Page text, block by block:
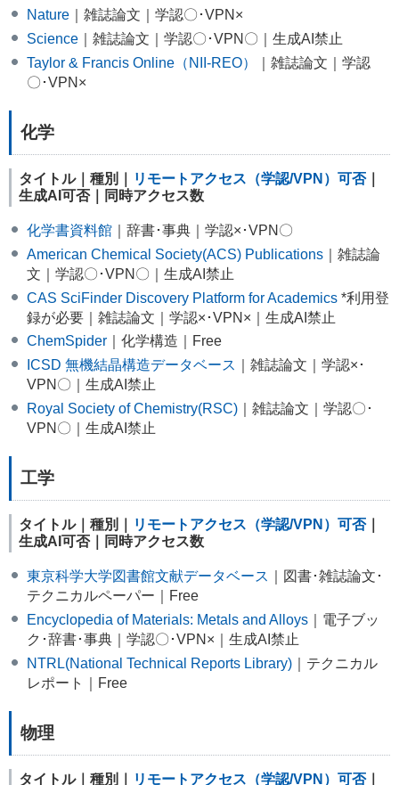
Nature ｜雑誌論文｜学認〇･VPN×
Science ｜雑誌論文｜学認〇･VPN〇｜生成AI禁止
Taylor & Francis Online（NII-REO）
｜雑誌論文｜学認
〇･VPN×
化学
タイトル｜種別｜ リモートアクセス（学認/VPN）可否｜
生成AI可否｜同時アクセス数
化学書資料館 ｜辞書･事典｜学認×･VPN〇
American Chemical Society(ACS) Publications ｜雑誌論
文｜学認〇･VPN〇｜生成AI禁止
CAS SciFinder Discovery Platform for Academics *利用登
録が必要｜雑誌論文｜学認×･VPN×｜生成AI禁止
ChemSpider ｜化学構造｜Free
ICSD 無機結晶構造データベース
｜雑誌論文｜学認×･
VPN〇｜生成AI禁止
Royal Society of Chemistry(RSC) ｜雑誌論文｜学認〇･
VPN〇｜生成AI禁止
工学
タイトル｜種別｜ リモートアクセス（学認/VPN）可否｜
生成AI可否｜同時アクセス数
東京科学大学図書館文献データベース
｜図書･雑誌論文･
テクニカルペーパー｜Free
Encyclopedia of Materials: Metals and Alloys ｜電子ブッ
ク･辞書･事典｜学認〇･VPN×｜生成AI禁止
NTRL(National Technical Reports Library) ｜テクニカル
レポート｜Free
物理
タイトル｜種別｜ リモートアクセス（学認/VPN）可否｜